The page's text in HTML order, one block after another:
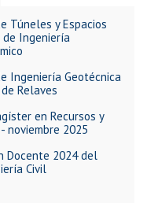
Túneles y Espacios
de Ingeniería
Ingeniería Geotécnica
Relaves
en Recursos y
noviembre 2025
Docente 2024 del
Civil